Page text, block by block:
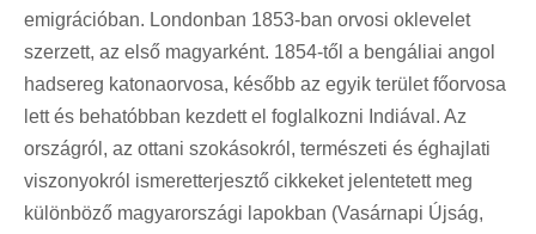
emigrációban. Londonban 1853-ban orvosi oklevelet
szerzett, az első magyarként. 1854-től a bengáliai angol
hadsereg katonaorvosa, később az egyik terület főorvosa
lett és behatóbban kezdett el foglalkozni Indiával. Az
országról, az ottani szokásokról, természeti és éghajlati
viszonyokról ismeretterjesztő cikkeket jelentetett meg
különböző magyarországi lapokban (Vasárnapi Újság,